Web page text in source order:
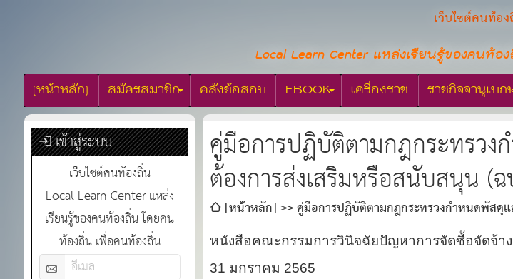
เว็บไซต์คนท้อ
Local Learn Center แหล่งเรียนรู้ของคนท้
[หน้าหลัก] สมัครสมาชิก คลังข้อสอบ EBOOK เครื่องราช ราชกิจจานุเบก
เข้าสู่ระบบ
เว็บไซต์คนท้องถิ่น
Local Learn Center แหล่ง
เรียนรู้ของคนท้องถิ่น โดยคน
ท้องถิ่น เพื่อคนท้องถิ่น
คู่มือการปฏิบัติตามกฎกระทรวง
ต้องการส่งเสริมหรือสนับสนุน (
[หน้าหลัก] คู่มือการปฏิบัติตามกฎกระทรวงกำหนดพัสดุ
หนังสือคณะกรรมการวินิจฉัยปัญหาการจัดซื้อจัดจ้า
31 มกราคม 2565